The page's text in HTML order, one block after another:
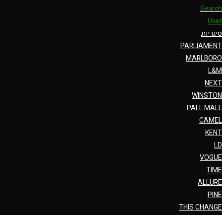
Search
User
סיגריות
PARLIAMENT
MARLBORO
L&M
NEXT
WINSTON
PALL MALL
CAMEL
KENT
LD
VOGUE
TIME
ALLURE
PINE
THIS CHANGE